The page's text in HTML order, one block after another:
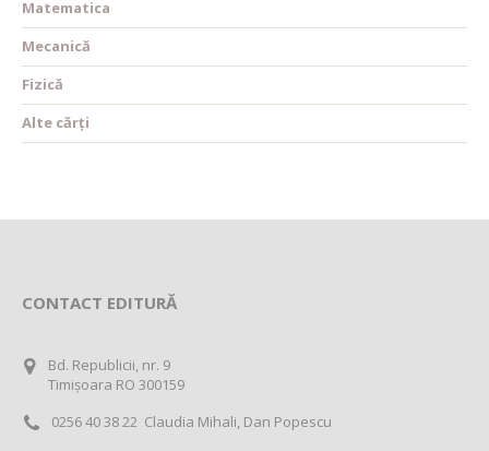
Matematica
Mecanică
Fizică
Alte cărți
CONTACT EDITURĂ
Bd. Republicii, nr. 9
Timișoara RO 300159
0256 40 38 22 Claudia Mihali, Dan Popescu